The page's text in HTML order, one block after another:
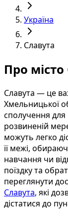
Україна
Славута
Про
Славута — це
Хмельницької
сполучення для
розвиненій
можуть легко
її межі,
навчання чи
поїздку та
переглянути
Славута, які
дістатися до